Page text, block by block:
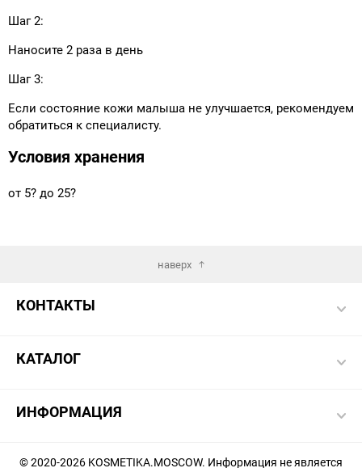
Шаг 2:
Наносите 2 раза в день
Шаг 3:
Если состояние кожи малыша не улучшается, рекомендуем
обратиться к специалисту.
Условия хранения
от 5? до 25?
наверх
КОНТАКТЫ
КАТАЛОГ
ИНФОРМАЦИЯ
© 2020-2026 KOSMETIKA.MOSCOW. Информация не является